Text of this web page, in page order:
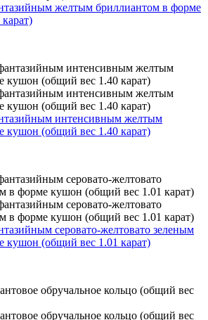
желтым бриллиантом в форме
интенсивным желтым
кушон (общий вес 1.40 карат)
серовато-желтовато зеленым
кушон (общий вес 1.01 карат)